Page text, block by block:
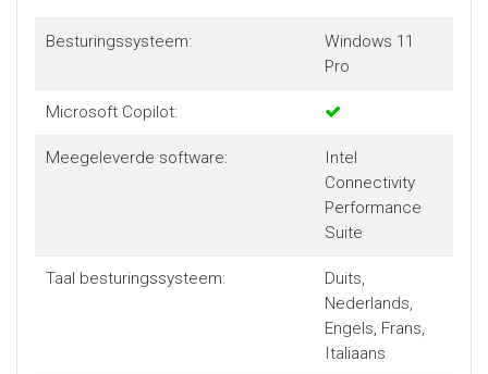
Besturingssysteem:
Windows 11
Pro
Microsoft Copilot:
Meegeleverde software:
Intel
Connectivity
Performance
Suite
Taal besturingssysteem:
Duits,
Nederlands,
Engels, Frans,
Italiaans